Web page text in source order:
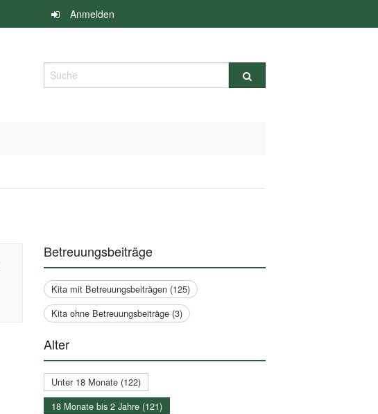
Anmelden
Suche
Betreuungsbeiträge
Kita mit Betreuungsbeiträgen (125)
Kita ohne Betreuungsbeiträge (3)
Alter
Unter 18 Monate (122)
18 Monate bis 2 Jahre (121)